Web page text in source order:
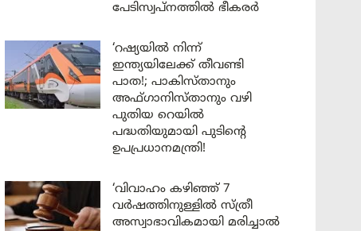
പേടിസ്വപ്നത്തിൽ ഭീകരർ
‘റഷ്യയിൽ നിന്ന്
ഇന്ത്യയിലേക്ക് തീവണ്ടി
പാത!; പാകിസ്താനും
അഫ്ഗാനിസ്താനും വഴി
പുതിയ റെയിൽ
പദ്ധതിയുമായി പുടിന്റെ
ഉപപ്രധാനമന്ത്രി!
‘വിവാഹം കഴിഞ്ഞ് 7
വർഷത്തിനുള്ളിൽ സ്ത്രീ
അസ്വാഭാവികമായി മരിച്ചാൽ